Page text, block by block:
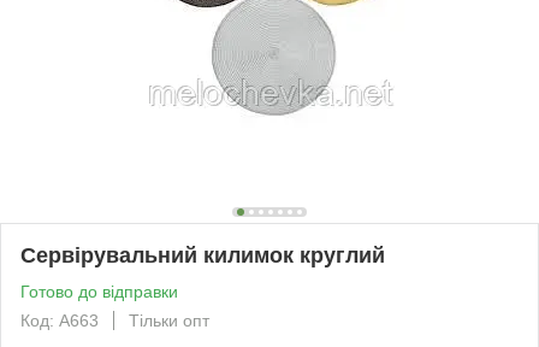
Сервірувальний килимок круглий
Готово до відправки
Код: А663
Тільки опт